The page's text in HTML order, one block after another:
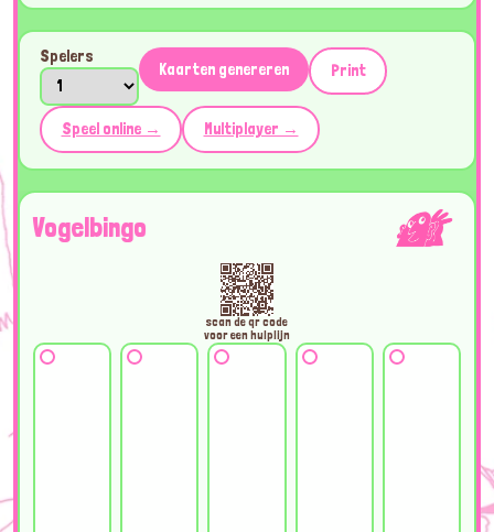
Spelers
Kaarten genereren Print
Speel online → Multiplayer →
Vogelbingo
scan de qr code
voor een hulplijn